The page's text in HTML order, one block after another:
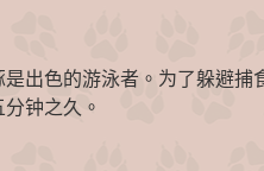
是出色的游泳者。为了躲避捕
分钟之久。